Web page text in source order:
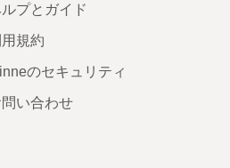
プとガイド
規約
のセキュリティ
問い合わせ